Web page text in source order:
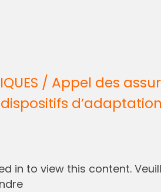
/ Appel des
in to view this content.